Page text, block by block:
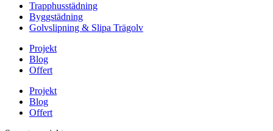
Trapphusstädning
Byggstädning
Golvslipning & Slipa Trägolv
Projekt
Blog
Offert
Projekt
Blog
Offert